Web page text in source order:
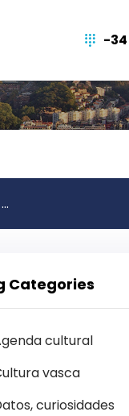
-34
Categories
cultural
vasca
curiosidades